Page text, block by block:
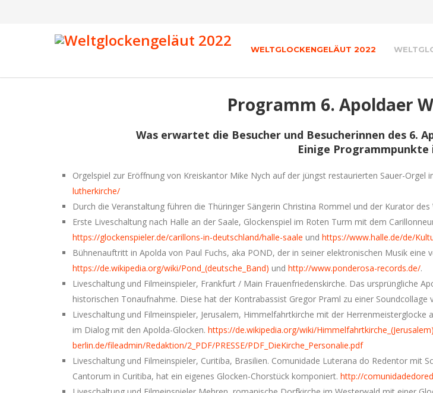
WELTGLOCKENGELÄUT 2022
Programm 6. Apoldaer
Was erwartet die Besucher und Besucherinnen des 6.
Einige Programmpunkte
Orgelspiel zur Eröffnung von Kreiskantor Mike Nych auf der jüngst restaurierten Sauer-Orgel
lutherkirche/
Durch die Veranstaltung führen die Thüringer Sängerin Christina Rommel und der Kurator
Erste Liveschaltung nach Halle an der Saale, Glockenspiel im Roten Turm mit dem
https://glockenspieler.de/carillons-in-deutschland/halle-saale und https://www.halle.de/de/
Bühnenauftritt in Apolda von Paul Fuchs, aka POND, der in seiner elektronischen Musik eine
https://de.wikipedia.org/wiki/Pond_(deutsche_Band) und http://www.ponderosa-records.de/.
Liveschaltung und Filmeinspieler, Frankfurt / Main Frauenfriedenskirche. Das ursprüngliche
historischen Tonaufnahme. Diese hat der Kontrabassist Gregor Praml zu einer Soundcollage
Liveschaltung und Filmeinspieler, Jerusalem, Himmelfahrtkirche mit der
im Dialog mit den Apolda-Glocken. https://de.wikipedia.org/wiki/Himmelfahrtkirche_(Jerusalem)
berlin.de/fileadmin/Redaktion/2_PDF/PRESSE/PDF_DieKirche_Personalie.pdf
Liveschaltung und Filmeinspieler, Curitiba, Brasilien. Comunidade Luterana do Redentor mit
Cantorum in Curitiba, hat ein eigenes Glocken-Chorstück komponiert. http://